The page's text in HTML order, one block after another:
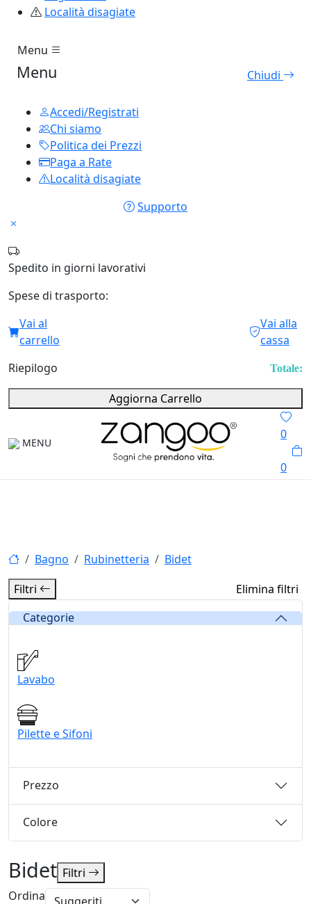
Località disagiate
Menu
Menu Chiudi
Accedi/Registrati
Chi siamo
Politica dei Prezzi
Paga a Rate
Località disagiate
Supporto
Spedito in giorni lavorativi
Spese di trasporto:
Vai al
carrello
Vai alla
cassa
Riepilogo
Totale:
Aggiorna Carrello
MENU
0
0
Bagno Rubinetteria
Bidet
Filtri
Elimina filtri
Categorie
Lavabo
Pilette e Sifoni
Prezzo
Colore
Bidet Filtri
Ordina